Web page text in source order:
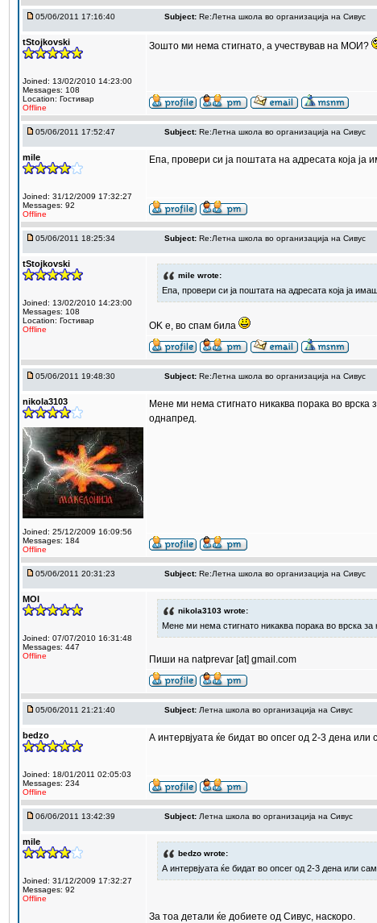
05/06/2011 17:16:40 Subject: Re:Летна школа во организација на Сивус
tStojkovski
Joined: 13/02/2010 14:23:00
Messages: 108
Location: Гостивар
Offline
Зошто ми нема стигнато, а учествував на МОИ?
05/06/2011 17:52:47 Subject: Re:Летна школа во организација на Сивус
mile
Joined: 31/12/2009 17:32:27
Messages: 92
Offline
Епа, провери си ја поштата на адресата која
05/06/2011 18:25:34 Subject: Re:Летна школа во организација на Сивус
tStojkovski
Joined: 13/02/2010 14:23:00
Messages: 108
Location: Гостивар
Offline
mile wrote:
Епа, провери си ја поштата на адресата која ја
OK е, во спам била
05/06/2011 19:48:30 Subject: Re:Летна школа во организација на Сивус
nikola3103
Joined: 25/12/2009 16:09:56
Messages: 184
Offline
Мене ми нема стигнато никаква порака во
однапред.
05/06/2011 20:31:23 Subject: Re:Летна школа во организација на Сивус
MOI
Joined: 07/07/2010 16:31:48
Messages: 447
Offline
nikola3103 wrote:
Мене ми нема стигнато никаква порака во врска
Пиши на natprevar [at] gmail.com
05/06/2011 21:21:40 Subject: Летна школа во организација на Сивус
bedzo
Joined: 18/01/2011 02:05:03
Messages: 234
Offline
А интервјуата ќе бидат во опсег од 2-3 дена или
06/06/2011 13:42:39 Subject: Летна школа во организација на Сивус
mile
Joined: 31/12/2009 17:32:27
Messages: 92
Offline
bedzo wrote:
А интервјуата ќе бидат во опсег од 2-3 дена или
За тоа детали ќе добиете од Сивус, наскоро.